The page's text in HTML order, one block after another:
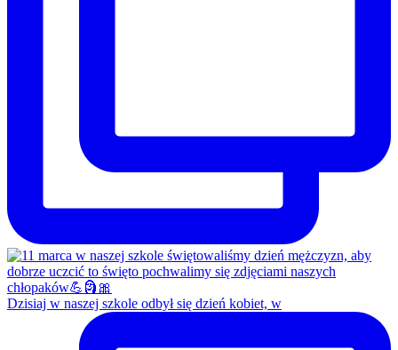
Dzisiaj w naszej szkole odbył się dzień kobiet, w